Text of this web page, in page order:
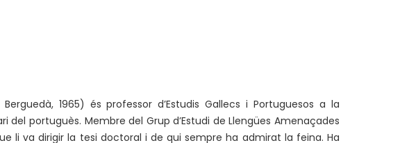
1965) és professor d’Estudis Gallecs i Portuguesos a la
del portuguès. Membre del Grup d’Estudi de Llengües Amenaçades
li va dirigir la tesi doctoral i de qui sempre ha admirat la feina. Ha